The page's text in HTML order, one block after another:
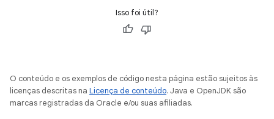
Isso foi útil?
O conteúdo e os exemplos de código nesta página estão sujeitos às
licenças descritas na Licença de conteúdo. Java e OpenJDK são
marcas registradas da Oracle e/ou suas afiliadas.